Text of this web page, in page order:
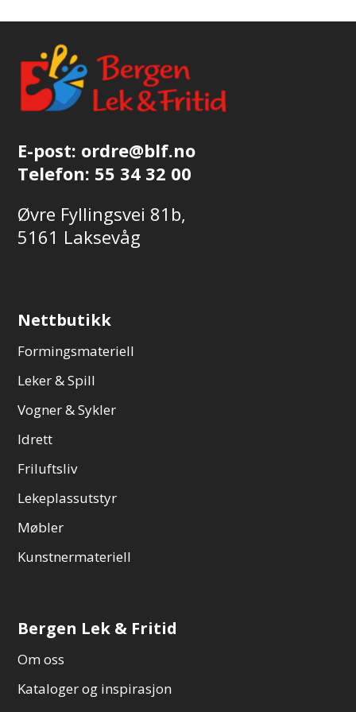
produktsiden
E-post: ordre@blf.no
Telefon: 55 34 32 00
Øvre Fyllingsvei 81b,
5161 Laksevåg
Nettbutikk
Formingsmateriell
Leker & Spill
Vogner & Sykler
Idrett
Friluftsliv
Lekeplassutstyr
Møbler
Kunstnermateriell
Bergen Lek & Fritid
Om oss
Kataloger og inspirasjon